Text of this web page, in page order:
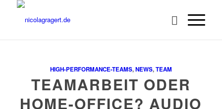
HIGH-PERFORMANCE-TEAMS,NEWS,TEAM
TEAMARBEIT ODER
HOME-OFFICE? AUDIO